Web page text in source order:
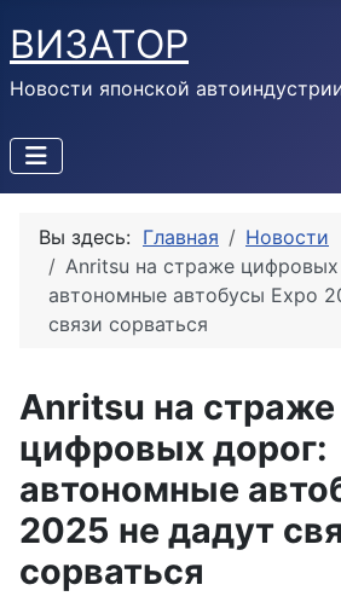
ВИЗАТОР
Новости японской
Вы здесь: Главная
Новости
Anritsu на страже цифровых
автономные автобусы Expo
связи сорваться
Anritsu на страже
цифровых дорог:
автономные
2025 не дадут
сорваться